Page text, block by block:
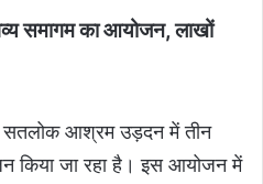
समागम का आयोजन, लाखों
सतलोक आश्रम उड़दन में तीन
किया जा रहा है। इस आयोजन में